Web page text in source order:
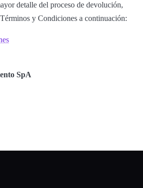
detalle del proceso de devolución,
y Condiciones a continuación:
SpA